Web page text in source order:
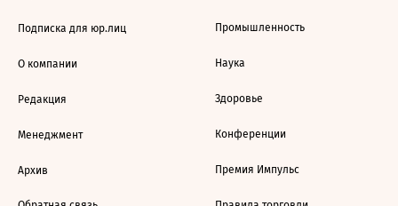
Подписка для юр.лиц
О компании
Редакция
Менеджмент
Архив
Промышленность
Наука
Здоровье
Конференции
Премия Импульс